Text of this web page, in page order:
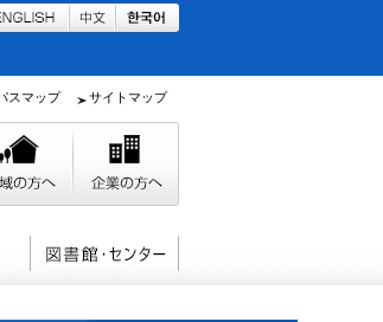
スマップ サイトマップ